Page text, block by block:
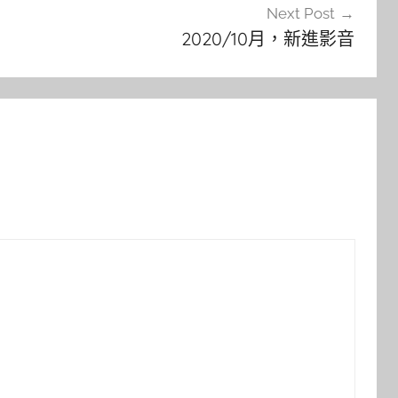
Next Post
2020/10月，新進影音